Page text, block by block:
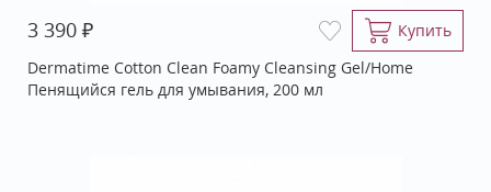
3 390 ₽
Купить
Dermatime Cotton Clean Foamy Cleansing Gel/Home
Пенящийся гель для умывания, 200 мл